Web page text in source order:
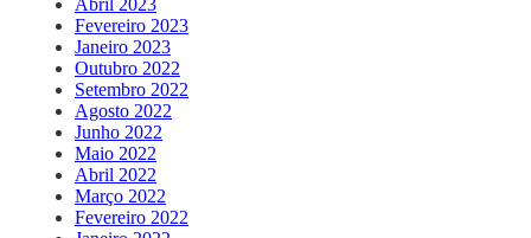
Fevereiro 2023
Janeiro 2023
Outubro 2022
Setembro 2022
Agosto 2022
Junho 2022
Maio 2022
Abril 2022
Março 2022
Fevereiro 2022